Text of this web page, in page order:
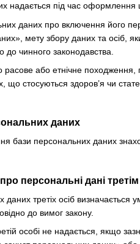
надається під час оформлення
даних про включення його
мету збору даних та осіб,
до чинного законодавства.
або етнічне походження,
стосуються здоров’я чи
даних
бази персональних даних
персональні дані
третіх осіб
до вимог закону.
особі не надається, якщо